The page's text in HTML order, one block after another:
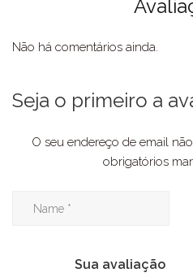
Não há comentários ainda.
Seja o primeiro a
O seu endereço de email
obrigatórios
Sua avaliação